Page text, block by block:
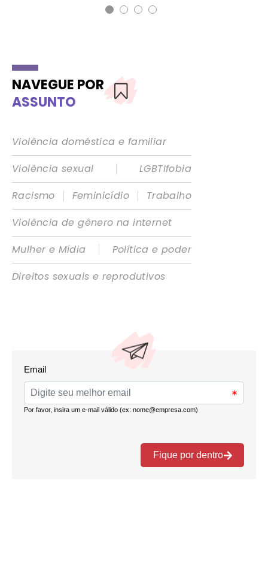
NAVEGUE POR
ASSUNTO
Violência doméstica e familiar
Violência sexual
|
LGBTIfobia
Racismo
| Feminicídio |
Trabalho
Violência de gênero na internet
Mulher e Mídia
|
Política e poder
Direitos sexuais e reprodutivos